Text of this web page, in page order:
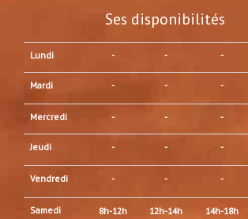
Ses disponibilités
Lundi - - -
Mardi - - -
Mercredi - - -
Jeudi - - -
Vendredi - - -
Samedi 8h-12h 12h-14h 14h-18h